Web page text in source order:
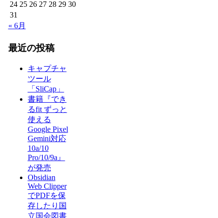
24 25 26 27 28 29 30
31
« 6月
最近の投稿
キャプチャ
ツール
「SliCap」
書籍『でき
るfit ずっと
使える
Google Pixel
Gemini対応
10a/10
Pro/10/9a』
が発売
Obsidian
Web Clipper
でPDFを保
存したり国
立国会図書